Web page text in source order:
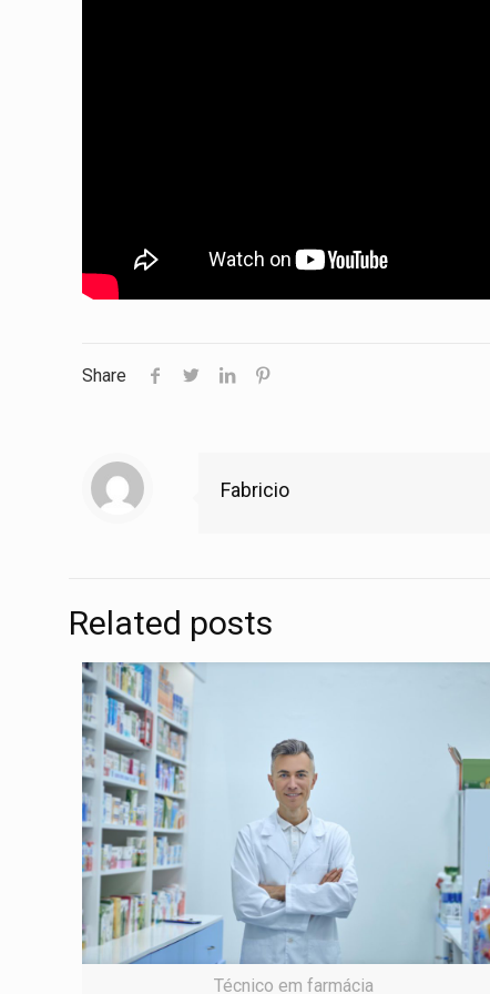
Share
Fabricio
Related posts
Técnico em farmácia